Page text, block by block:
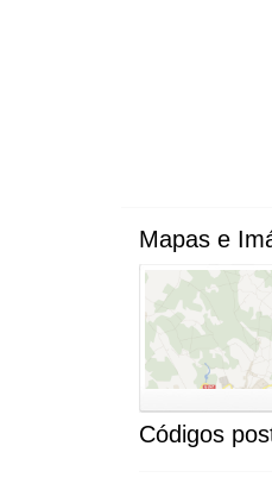
Mapas e
Códigos